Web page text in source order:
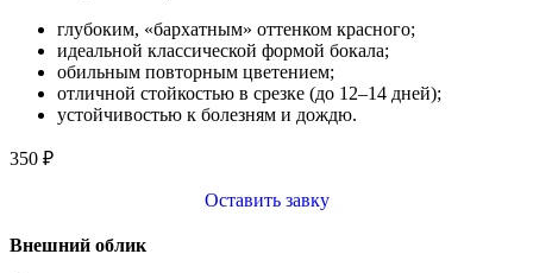
глубоким, «бархатным» оттенком красного;
идеальной классической формой бокала;
обильным повторным цветением;
отличной стойкостью в срезке (до 12–14 дней);
устойчивостью к болезням и дождю.
350 ₽
Оставить завку
Внешний облик